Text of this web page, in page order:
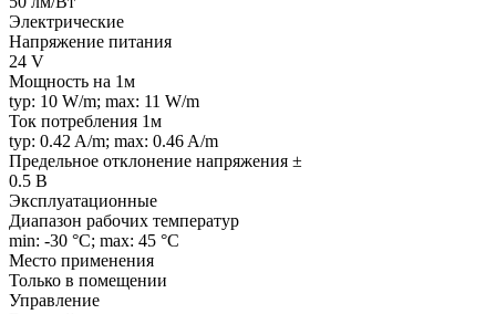
Электрические
Напряжение питания
24 V
Мощность на 1м
typ: 10 W/m; max: 11 W/m
Ток потребления 1м
typ: 0.42 A/m; max: 0.46 A/m
Предельное отклонение напряжения ±
0.5 В
Эксплуатационные
Диапазон рабочих температур
min: -30 °C; max: 45 °C
Место применения
Только в помещении
Управление